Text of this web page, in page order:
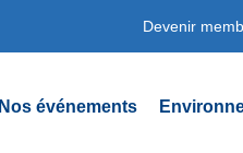
Devenir
Nos événements